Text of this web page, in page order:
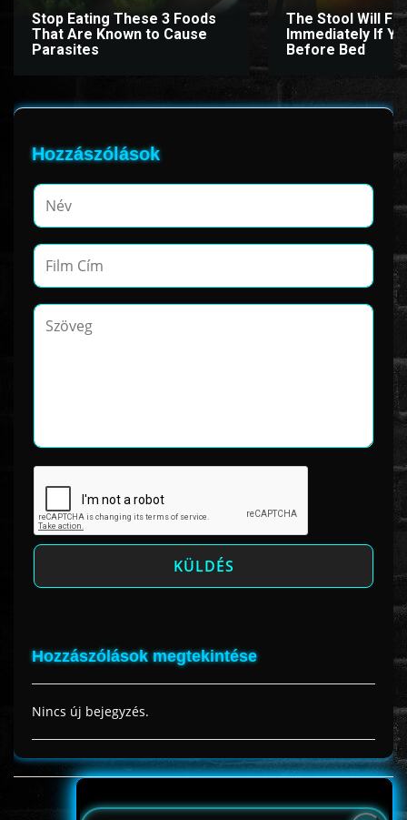
Stop Eating These 3 Foods
That Are Known to Cause
Parasites
The Stool Will Fly
Immediately If
Before Bed
Hozzászólások
Hozzászólások megtekintése
Nincs új bejegyzés.